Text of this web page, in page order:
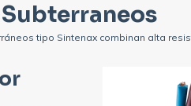
tipo Sintenax combinan alta